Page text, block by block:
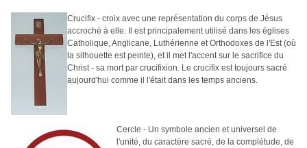
Crucifix - croix avec une représentation du corps de Jésus
accroché à elle. Il est principalement utilisé dans les églises
Catholique, Anglicane, Luthérienne et Orthodoxes de l'Est (où
la silhouette est peinte), et il met l'accent sur le sacrifice du
Christ - sa mort par crucifixion. Le crucifix est toujours sacré
aujourd'hui comme il l'était dans les temps anciens.
Cercle - Un symbole ancien et universel de
l'unité, du caractère sacré, de la complétude, de